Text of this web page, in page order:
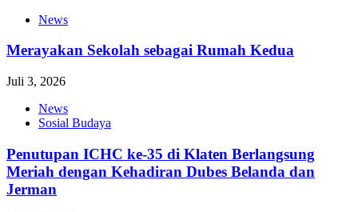
News
Merayakan Sekolah sebagai Rumah Kedua
Juli 3, 2026
News
Sosial Budaya
Penutupan ICHC ke-35 di Klaten Berlangsung
Meriah dengan Kehadiran Dubes Belanda dan
Jerman